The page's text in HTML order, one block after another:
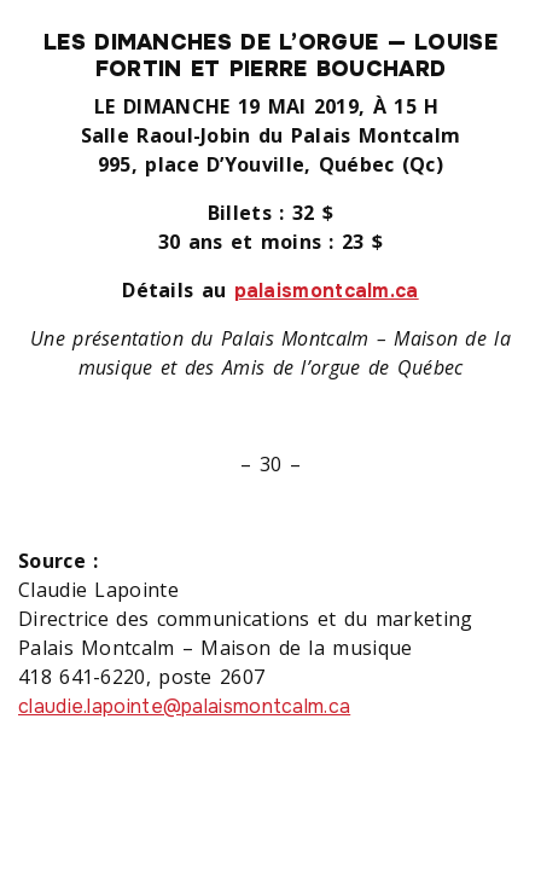
LES DIMANCHES DE L’ORGUE — LOUISE
FORTIN ET PIERRE BOUCHARD
LE DIMANCHE 19 MAI 2019, À 15 H
Salle Raoul-Jobin du Palais Montcalm
995, place D’Youville, Québec (Qc)
Billets : 32 $
30 ans et moins : 23 $
Détails au palaismontcalm.ca
Une présentation du Palais Montcalm – Maison de la
musique et des Amis de l’orgue de Québec
– 30 –
Source :
Claudie Lapointe
Directrice des communications et du marketing
Palais Montcalm – Maison de la musique
418 641-6220, poste 2607
claudie.lapointe@palaismontcalm.ca